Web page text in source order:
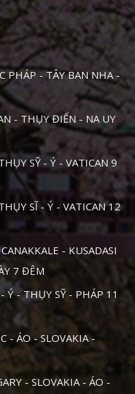
PHÁP - TÂY BAN NHA -
- THỤY ĐIỂN - NA UY
SỸ - Ý - VATICAN 9
SĨ - Ý - VATICAN 12
- KUSADASI
7 ĐÊM
- THỤY SỸ - PHÁP 11
- ÁO - SLOVAKIA -
- SLOVAKIA - ÁO -